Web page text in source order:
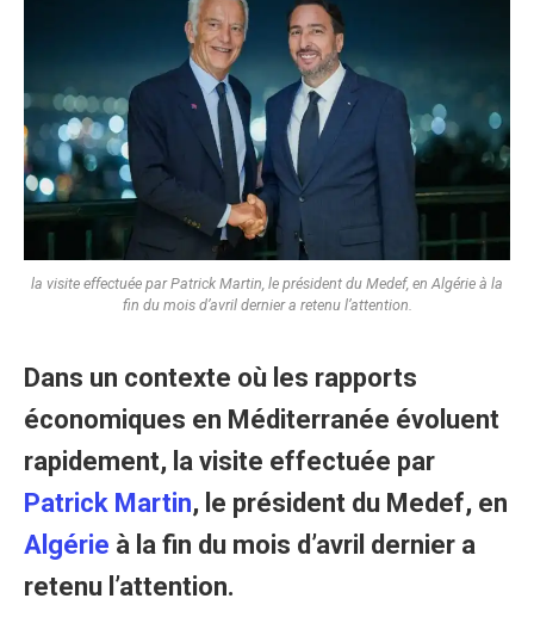
la visite effectuée par Patrick Martin, le président du Medef, en Algérie à la
fin du mois d’avril dernier a retenu l’attention.
Dans un contexte où les rapports
économiques en Méditerranée évoluent
rapidement, la visite effectuée par
Patrick Martin, le président du Medef, en
Algérie à la fin du mois d’avril dernier a
retenu l’attention.